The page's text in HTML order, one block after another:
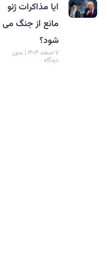
ایا مذاکرات ژنو
مانع از جنگ می
شود؟
۷ اسفند ۱۴۰۴
بدون
دیدگاه